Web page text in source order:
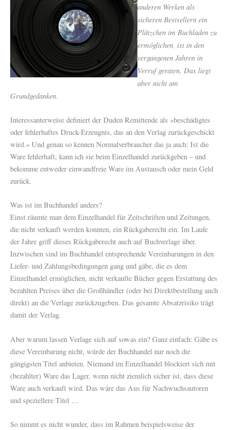
anderen Werken als
sicheren Bestsellern ein
Plätzchen im Buchladen zu
ermöglichen, ist in den
vergangenen Jahren in
Verruf geraten. Das liegt
aber nicht am
Grundgedanken.
Interessanterweise definiert der Duden Remittende als »beschädigtes
oder fehlerhaftes Druck-Erzeugnis, das an den Verlag zurückgeschickt
wird.« Und genau so kennen Normalverbraucher das ja auch: Ist die
Ware fehlerhaft, kann ich sie beim Einzelhandel zurückgeben – und
bekomme entweder einwandfreie Ware im Austausch oder mein Geld
zurück.
Was ist im Buchhandel anders?
Einst räumte man dem Einzelhandel für Zeitschriften und Zeitungen,
die nicht verkauft werden konnten, ein Rückgaberecht ein. Im Laufe
der Jahre griff dieses Rückgaberecht auch auf Buchverlage über.
Inzwischen sind im Buchhandel entsprechende Vereinbarungen in den
Liefer- und Zahlungsbedingungen gang und gäbe, die es dem
Einzelhandel ermöglichen, nicht verkaufte Bücher gegen Erstattung des
bezahlten Preises über die Großhändler (oder bei Direktbestellung auch
direkt) an die Verlage zurückzugeben. Das gesamte Absatzrisiko trägt
damit der Verlag.
Aber warum lassen Verlage sich auf sowas ein? Ganz einfach: Gäbe es
diese Vereinbarung nicht, würde der Buchhandel nur noch die
gängigsten Titel anbieten. Niemand im Einzelhandel blockiert sich mit
(bezahlter) Ware das Lager, wenn nicht ziemlich sicher ist, dass diese
Ware auch verkauft wird. Das wäre das Aus für Nachwuchsautoren
und speziellere Titel …
So nimmt es nicht wunder, dass im Rahmen beispielsweise der